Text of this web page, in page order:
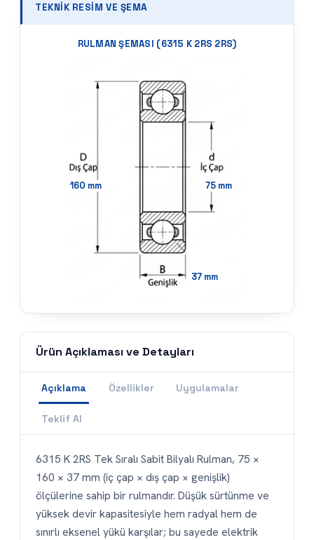
TEKNIK RESIM VE ŞEMA
RULMAN ŞEMASI (6315 K 2RS 2RS)
160 mm 75 mm
37mm
Ürün Açıklaması ve Detayları
Açıklama Özellikler Uygulamalar
Teklif Al
6315 K 2RS Tek Sıralı Sabit Bilyalı Rulman, 75 ×
160 × 37 mm (iç çap × dış çap × genişlik)
ölçülerine sahip bir rulmandır. Düşük sürtünme ve
yüksek devir kapasitesiyle hem radyal hem de
sınırlı eksenel yükü karşılar; bu sayede elektrik